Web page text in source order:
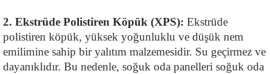
2. Ekstrüde Polistiren Köpük (XPS): Ekstrüde
polistiren köpük, yüksek yoğunluklu ve düşük nem
emilimine sahip bir yalıtım malzemesidir. Su geçirmez ve
dayanıklıdır. Bu nedenle, soğuk oda panelleri soğuk oda